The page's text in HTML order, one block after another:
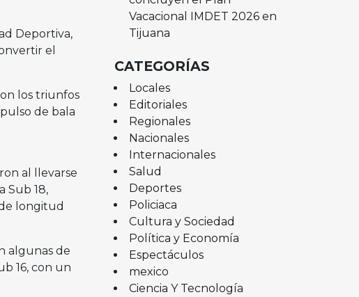
Deportiva,
el
los triunfos
de bala
al llevarse
Sub 18,
longitud
algunas de
16, con un
Vacacional IMDET 2026 en
Tijuana
CATEGORÍAS
Locales
Editoriales
Regionales
Nacionales
Internacionales
Salud
Deportes
Policiaca
Cultura y Sociedad
Política y Economía
Espectáculos
mexico
Ciencia Y Tecnología